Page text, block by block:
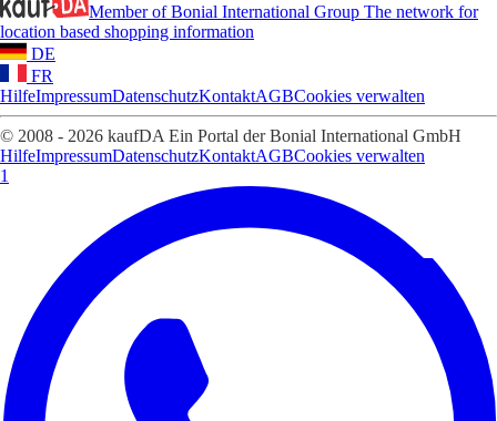
Member of Bonial International Group The network for
location based shopping information
DE
FR
HilfeImpressumDatenschutzKontaktAGBCookies verwalten
© 2008 - 2026 kaufDA Ein Portal der Bonial International GmbH
HilfeImpressumDatenschutzKontaktAGBCookies verwalten
1